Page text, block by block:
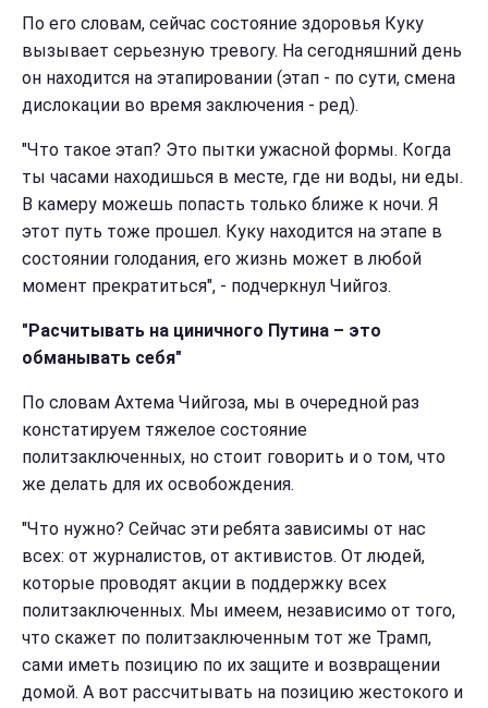
По его словам, сейчас состояние здоровья Куку
вызывает серьезную тревогу. На сегодняшний день
он находится на этапировании (этап - по сути, смена
дислокации во время заключения - ред).
"Что такое этап? Это пытки ужасной формы. Когда
ты часами находишься в месте, где ни воды, ни еды.
В камеру можешь попасть только ближе к ночи. Я
этот путь тоже прошел. Куку находится на этапе в
состоянии голодания, его жизнь может в любой
момент прекратиться", - подчеркнул Чийгоз.
"Расчитывать на циничного Путина – это
обманывать себя"
По словам Ахтема Чийгоза, мы в очередной раз
констатируем тяжелое состояние
политзаключенных, но стоит говорить и о том, что
же делать для их освобождения.
"Что нужно? Сейчас эти ребята зависимы от нас
всех: от журналистов, от активистов. От людей,
которые проводят акции в поддержку всех
политзаключенных. Мы имеем, независимо от того,
что скажет по политзаключенным тот же Трамп,
сами иметь позицию по их защите и возвращении
домой. А вот рассчитывать на позицию жестокого и